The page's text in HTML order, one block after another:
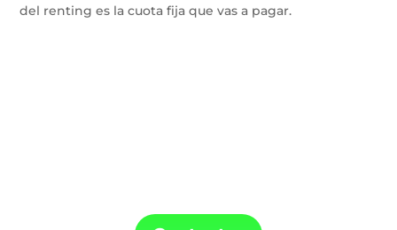
del renting es la cuota fija que vas a pagar.